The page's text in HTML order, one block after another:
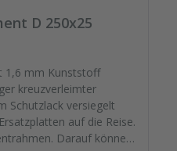
D 250x25
1,6 mm Kunststoff
kreuzverleimter
Schutzlack versiegelt
auf die Reise.
Darauf können